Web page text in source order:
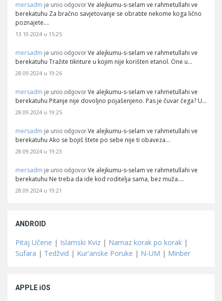
mersadm je unio odgovor Ve alejkumu-s-selam ve rahmetullahi ve
berekatuhu Za bračno savjetovanje se obratite nekome koga lično
poznajete.…
13.10.2024 u 15:25
mersadm je unio odgovor Ve alejkumu-s-selam ve rahmetullahi ve
berekatuhu Tražite tiknture u kojim nije korišten etanol. One u…
28.09.2024 u 19:26
mersadm je unio odgovor Ve alejkumu-s-selam ve rahmetullahi ve
berekatuhu Pitanje nije dovoljno pojašenjeno. Pas je čuvar čega? U…
28.09.2024 u 19:25
mersadm je unio odgovor Ve alejkumu-s-selam ve rahmetullahi ve
berekatuhu Ako se bojiš štete po sebe nije ti obaveza…
28.09.2024 u 19:23
mersadm je unio odgovor Ve alejkumu-s-selam ve rahmetullahi ve
berekatuhu Ne treba da ide kod roditelja sama, bez muža.…
28.09.2024 u 19:21
ANDROID
Pitaj Učene | Islamski Kviz | Namaz korak po korak |
Sufara | Tedžvid | Kur'anske Poruke | N-UM | Minber
APPLE iOS